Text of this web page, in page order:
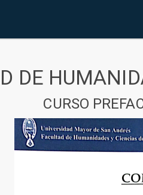
DE
CURSO